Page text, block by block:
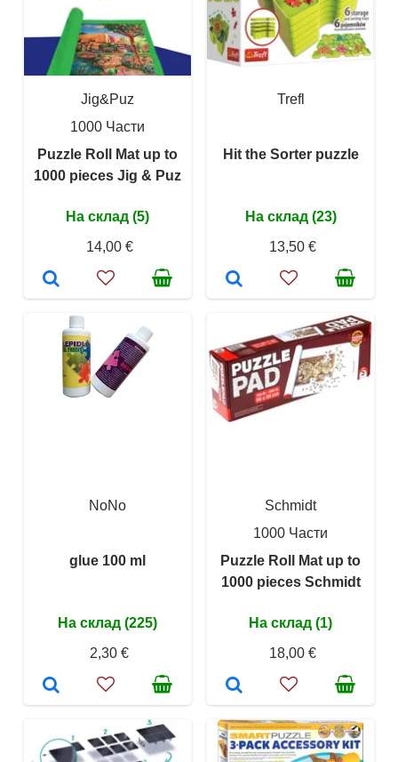
Jig&Puz
1000 Части
Puzzle Roll Mat up to
1000 pieces Jig & Puz
На склад (5)
14,00 €
Trefl
Hit the Sorter puzzle
На склад (23)
13,50 €
NoNo
glue 100 ml
На склад (225)
2,30 €
Schmidt
1000 Части
Puzzle Roll Mat up to
1000 pieces Schmidt
На склад (1)
18,00 €